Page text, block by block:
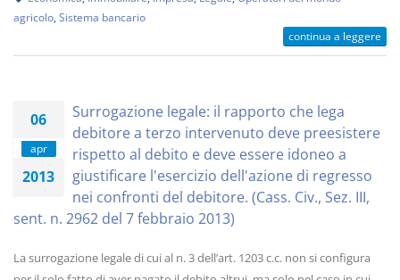
agricolo Sistema bancario
continua a leggere
06
apr
2013
Surrogazione legale: il rapporto che lega
debitore a terzo intervenuto deve preesistere
rispetto al debito e deve essere idoneo a
giustificare l'esercizio dell'azione di regresso
nei confronti del debitore. (Cass. Civ., Sez. III,
sent. n. 2962 del 7 febbraio 2013)
La surrogazione legale di cui al n. 3 dell’art. 1203 c.c. non si configura